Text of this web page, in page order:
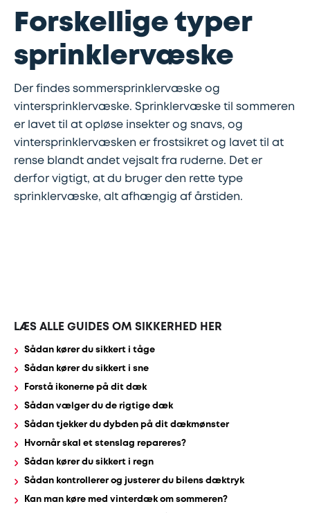
Serviceaftale
Udstødning
SDS
Mobilitet
kvalitetskontrol
her
Forskellige typer
sprinklervæske
Der findes sommersprinklervæske og
vintersprinklervæske. Sprinklervæske til sommeren
er lavet til at opløse insekter og snavs, og
vintersprinklervæsken er frostsikret og lavet til at
rense blandt andet vejsalt fra ruderne. Det er
derfor vigtigt, at du bruger den rette type
sprinklervæske, alt afhængig af årstiden.
LÆS ALLE GUIDES OM SIKKERHED HER
Sådan kører du sikkert i tåge
Sådan kører du sikkert i sne
Forstå ikonerne på dit dæk
Sådan vælger du de rigtige dæk
Sådan tjekker du dybden på dit dækmønster
Hvornår skal et stenslag repareres?
Sådan kører du sikkert i regn
Sådan kontrollerer og justerer du bilens dæktryk
Kan man køre med vinterdæk om sommeren?